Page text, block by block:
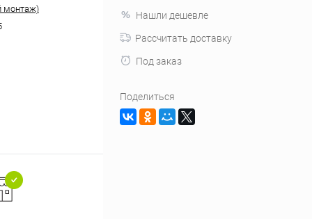
монтаж)
Нашли дешевле
Рассчитать доставку
Под заказ
Поделиться